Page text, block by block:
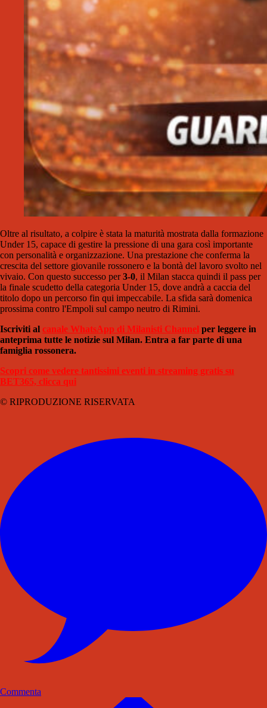
Oltre al risultato, a colpire è stata la maturità mostrata dalla formazione
Under 15, capace di gestire la pressione di una gara così importante
con personalità e organizzazione. Una prestazione che conferma la
crescita del settore giovanile rossonero e la bontà del lavoro svolto nel
vivaio. Con questo successo per3-0, il Milan stacca quindi il pass per
la finale scudetto della categoria Under 15, dove andrà a caccia del
titolo dopo un percorso fin qui impeccabile. La sfida sarà domenica
prossima contro l'Empoli sul campo neutro di Rimini.
Iscriviti al canale WhatsApp di Milanisti Channel per leggere in
anteprima tutte le notizie sul Milan. Entra a far parte di una
famiglia rossonera.
Scopri come vedere tantissimi eventi in streaming gratis su
BET365, clicca qui
© RIPRODUZIONE RISERVATA
Commenta